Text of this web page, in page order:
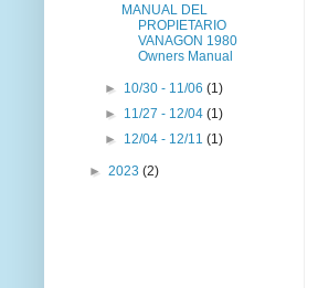
MANUAL DEL
PROPIETARIO
VANAGON 1980
Owners Manual
► 10/30 - 11/06(1)
► 11/27 - 12/04(1)
► 12/04 - 12/11(1)
► 2023 (2)